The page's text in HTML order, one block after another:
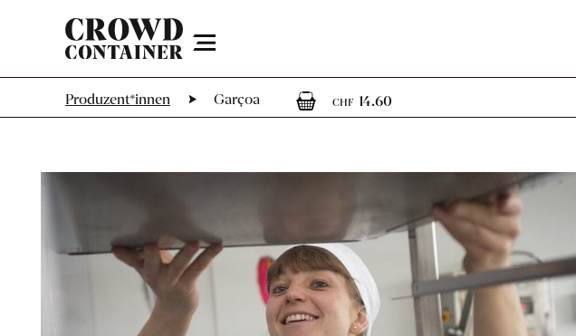
Menu
Produzent*innen Garçoa
CHF 14.601 Artikel im Warenkorb